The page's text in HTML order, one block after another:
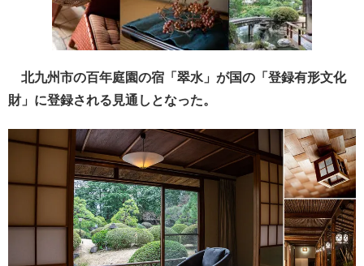
北九州市の百年庭園の宿「翠水」が国の「登録有形文化
財」に登録される見通しとなった。